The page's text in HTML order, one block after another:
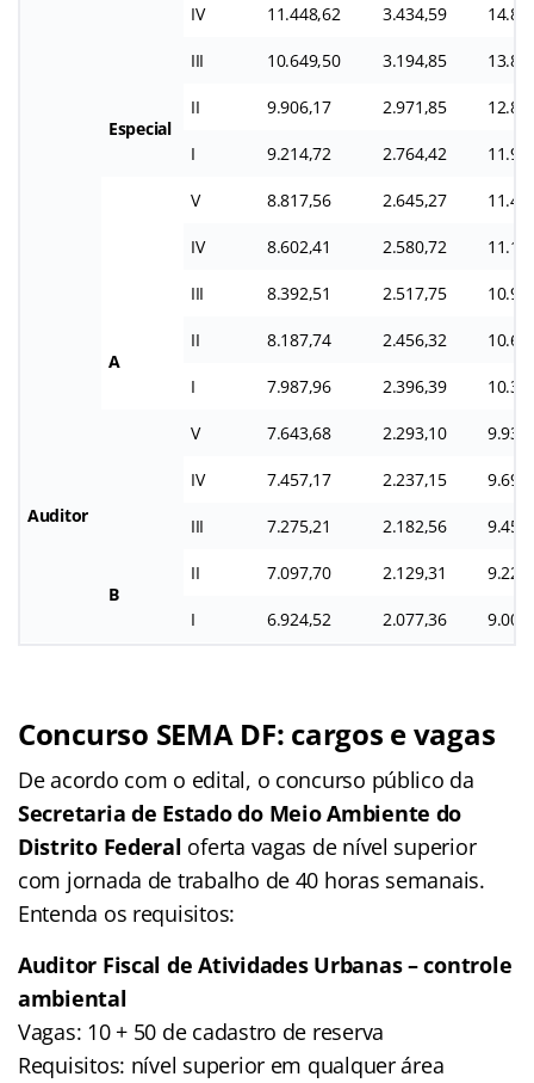
Auditor
Especial
IV 11.448,62 3.434,59
III 10.649,50 3.194,85
II 9.906,17 2.971,85
I 9.214,72 2.764,42
A
V 8.817,56 2.645,27
IV 8.602,41 2.580,72
III 8.392,51 2.517,75
II 8.187,74 2.456,32
I 7.987,96 2.396,39
B
V 7.643,68 2.293,10
IV 7.457,17 2.237,15
III 7.275,21 2.182,56
II 7.097,70 2.129,31
I 6.924,52 2.077,36
Concurso SEMA DF: cargos e vagas
De acordo com o edital, o concurso público da
Secretaria de Estado do Meio Ambiente do
Distrito Federal oferta vagas de nível superior
com jornada de trabalho de 40 horas semanais.
Entenda os requisitos:
Auditor Fiscal de Atividades Urbanas – controle
ambiental
Vagas: 10 + 50 de cadastro de reserva
Requisitos: nível superior em qualquer área